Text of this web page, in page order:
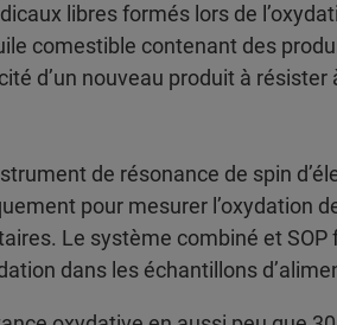
libres formés lors de
comestible contenant des
d’un nouveau produit à
de résonance de spin
pour mesurer l’oxydation
Le système combiné et
dans les échantillons